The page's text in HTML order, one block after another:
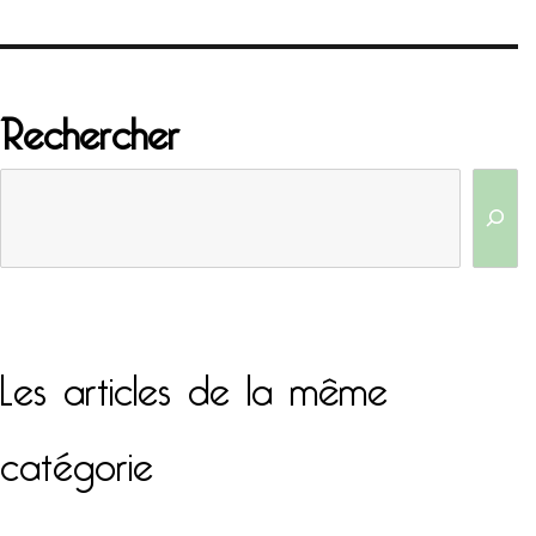
Rechercher
Les articles de la même
catégorie